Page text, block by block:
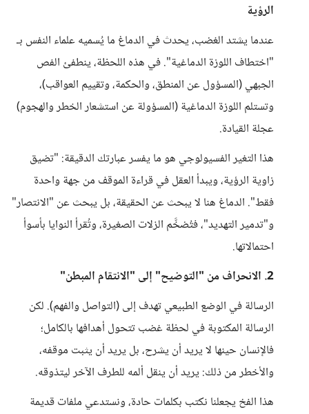
الرؤية
​عندما يشتد الغضب، يحدث في الدماغ ما يُسميه علماء النفس بـ
"اختطاف اللوزة الدماغية". في هذه اللحظة، ينطفئ الفص
الجبهي (المسؤول عن المنطق، والحكمة، وتقييم العواقب)،
وتستلم اللوزة الدماغية (المسؤولة عن استشعار الخطر والهجوم)
عجلة القيادة.
هذا التغير الفسيولوجي هو ما يفسر عبارتك الدقيقة: "تضيق
زاوية الرؤية، ويبدأ العقل في قراءة الموقف من جهة واحدة
فقط". الدماغ هنا لا يبحث عن الحقيقة، بل يبحث عن "الانتصار"
و"تدمير التهديد"، فتُضخَّم الزلات الصغيرة، وتُقرأ النوايا بأسوأ
احتمالاتها.
​2. الانحراف من "التوضيح" إلى "الانتقام المبطن"
​الرسالة في الوضع الطبيعي تهدف إلى (التواصل والفهم). لكن
الرسالة المكتوبة في لحظة غضب تتحول أهدافها بالكامل؛
فالإنسان حينها لا يريد أن يشرح، بل يريد أن يثبت موقفه،
والأخطر من ذلك: يريد أن ينقل ألمه للطرف الآخر ليتذوقه.
هذا الفخ يجعلنا نكتب بكلمات حادة، ونستدعي ملفات قديمة